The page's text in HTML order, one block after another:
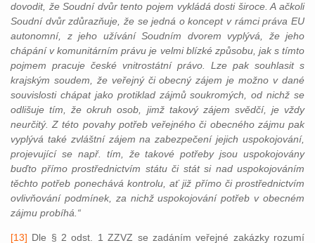
dovodit, že Soudní dvůr tento pojem vykládá dosti široce. A ačkoli
Soudní dvůr zdůrazňuje, že se jedná o koncept v rámci práva EU
autonomní, z jeho užívání Soudním dvorem vyplývá, že jeho
chápání v komunitárním právu je velmi blízké způsobu, jak s tímto
pojmem pracuje české vnitrostátní právo. Lze pak souhlasit s
krajským soudem, že veřejný či obecný zájem je možno v dané
souvislosti chápat jako protiklad zájmů soukromých, od nichž se
odlišuje tím, že okruh osob, jimž takový zájem svědčí, je vždy
neurčitý. Z této povahy potřeb veřejného či obecného zájmu pak
vyplývá také zvláštní zájem na zabezpečení jejich uspokojování,
projevující se např. tím, že takové potřeby jsou uspokojovány
buďto přímo prostřednictvím státu či stát si nad uspokojováním
těchto potřeb ponechává kontrolu, ať již přímo či prostřednictvím
ovlivňování podmínek, za nichž uspokojování potřeb v obecném
zájmu probíhá.“
[13] Dle § 2 odst. 1 ZZVZ se zadáním veřejné zakázky rozumí